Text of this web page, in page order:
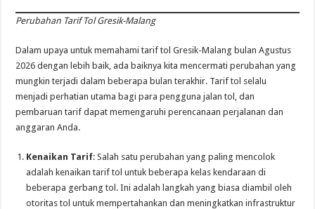
Perubahan Tarif Tol Gresik-Malang
Dalam upaya untuk memahami tarif tol Gresik-Malang bulan Agustus
2026 dengan lebih baik, ada baiknya kita mencermati perubahan yang
mungkin terjadi dalam beberapa bulan terakhir. Tarif tol selalu
menjadi perhatian utama bagi para pengguna jalan tol, dan
pembaruan tarif dapat memengaruhi perencanaan perjalanan dan
anggaran Anda.
Kenaikan Tarif: Salah satu perubahan yang paling mencolok
adalah kenaikan tarif tol untuk beberapa kelas kendaraan di
beberapa gerbang tol. Ini adalah langkah yang biasa diambil oleh
otoritas tol untuk mempertahankan dan meningkatkan infrastruktur